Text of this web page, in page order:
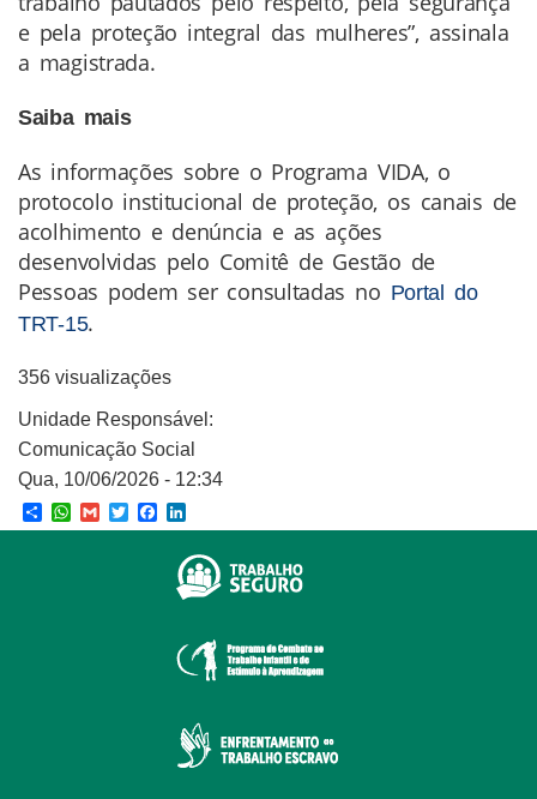
e pela proteção integral das mulheres”, assinala
a magistrada.
Saiba mais
As informações sobre o Programa VIDA, o
protocolo institucional de proteção, os canais de
acolhimento e denúncia e as ações
desenvolvidas pelo Comitê de Gestão de
Pessoas podem ser consultadas no Portal do
TRT-15.
356 visualizações
Unidade Responsável:
Comunicação Social
Qua, 10/06/2026 - 12:34
ShareWhatsApp
GmailTwitterFacebook